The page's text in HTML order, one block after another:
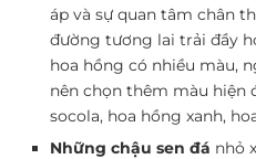
áp và sự quan tâm chân
đường tương lai trải đầy
hoa hồng có nhiều màu,
nên chọn thêm màu hiện
socola, hoa hồng xanh,
Những chậu sen đá nhỏ